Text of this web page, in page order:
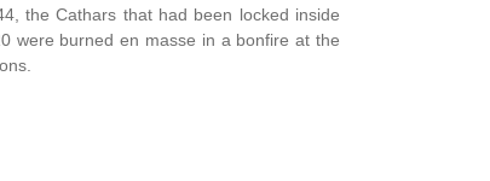
the Cathars that had been locked inside
were burned en masse in a bonfire at the